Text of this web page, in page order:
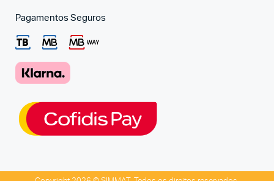
Pagamentos Seguros